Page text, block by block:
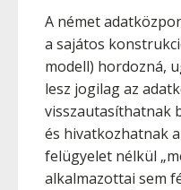
A német
a sajátos
modell) hordozná,
lesz jogilag az
visszautasíthatnak
és hivatkozhatnak
felügyelet nélkül
alkalmazottai sem